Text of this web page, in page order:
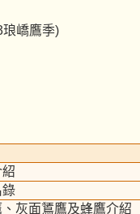
嶠鷹季)
錄
灰面鵟鷹及蜂鷹介紹